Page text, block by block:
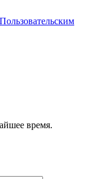
Пользовательским
время.